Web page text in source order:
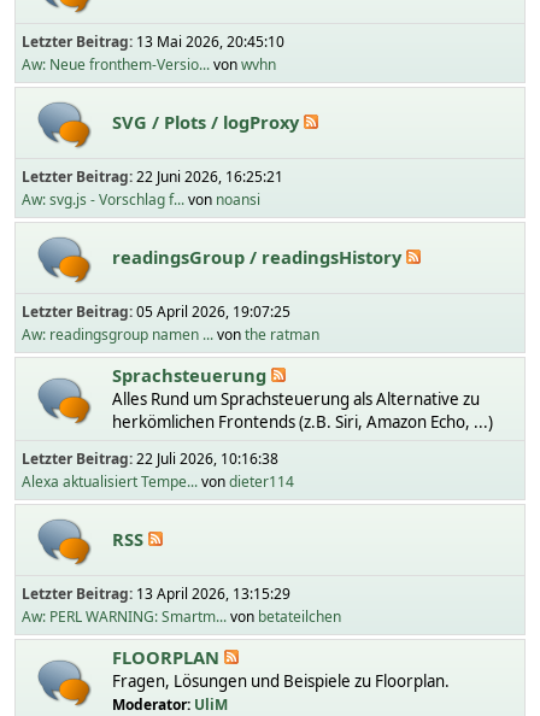
Letzter Beitrag: 13 Mai 2026, 20:45:10
Aw: Neue fronthem-Versio...vonwvhn
SVG / Plots / logProxy
Letzter Beitrag:22 Juni 2026, 16:25:21
Aw: svg.js - Vorschlag f...von noansi
readingsGroup / readingsHistory
Letzter Beitrag:05 April 2026, 19:07:25
Aw: readingsgroup namen ...vonthe ratman
Sprachsteuerung
Alles Rund um Sprachsteuerung als Alternative zu
herkömlichen Frontends (z.B. Siri, Amazon Echo, ...)
Letzter Beitrag:22 Juli 2026, 10:16:38
Alexa aktualisiert Tempe...vondieter114
RSS
Letzter Beitrag: 13 April 2026, 13:15:29
Aw: PERL WARNING: Smartm...von betateilchen
FLOORPLAN
Fragen, Lösungen und Beispiele zu Floorplan.
Moderator: UliM